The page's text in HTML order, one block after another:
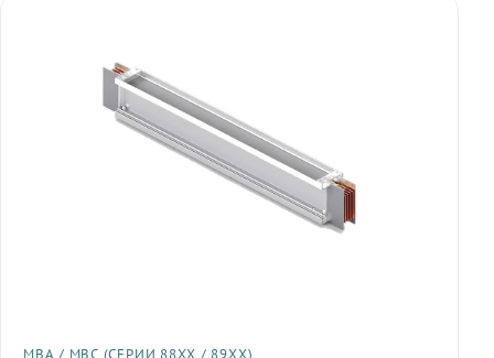
МВА / МВС (СЕРИИ 88XX / 89XX)